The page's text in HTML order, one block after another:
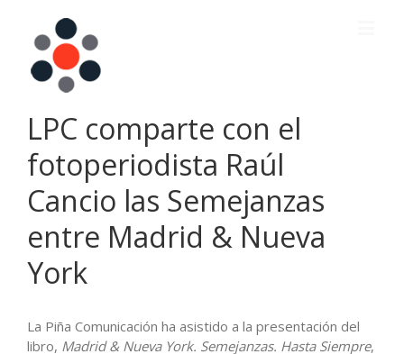
LPC comparte con el
fotoperiodista Raúl
Cancio las Semejanzas
entre Madrid & Nueva
York
La Piña Comunicación ha asistido a la presentación del
libro, Madrid & Nueva York. Semejanzas. Hasta Siempre,